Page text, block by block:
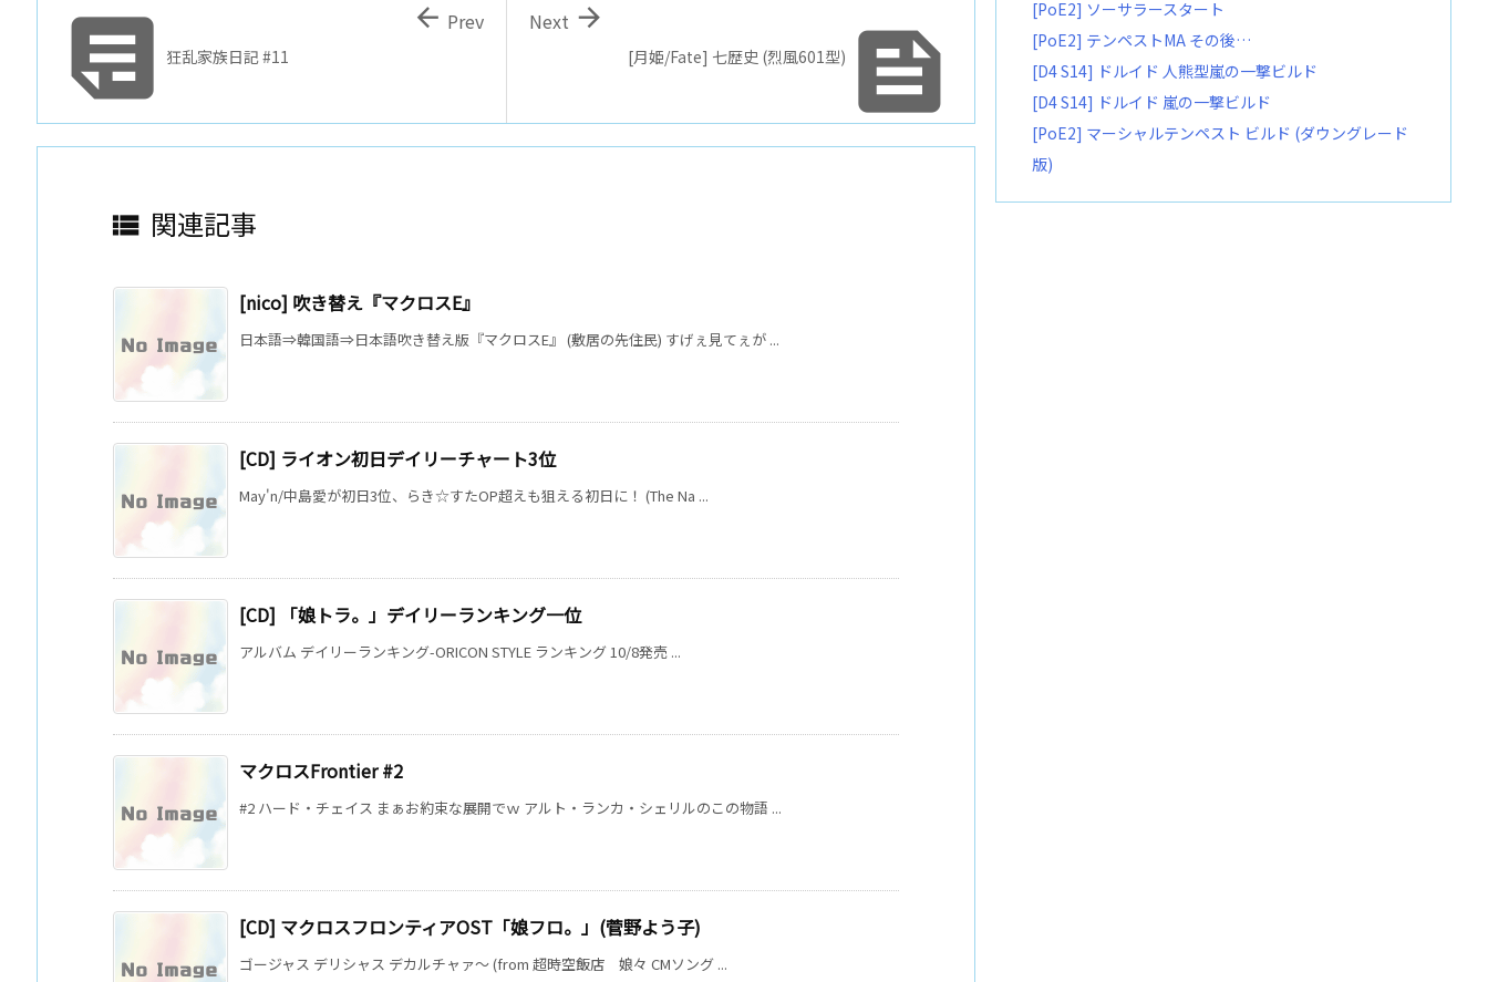

[月姫/Fate] 七歴史 (烈風601型)

Next
狂乱家族日記 #11
 Prev
 関連記事
[nico] 吹き替え『マクロスE』
日本語⇒韓国語⇒日本語吹き替え版『マクロスE』 (敷居の先住民) すげぇ見てぇが ...
[CD] ライオン初日デイリーチャート3位
May'n/中島愛が初日3位、らき☆すたOP超えも狙える初日に！ (The Na ...
[CD] 「娘トラ。」デイリーランキング一位
アルバム デイリーランキング-ORICON STYLE ランキング 10/8発売 ...
マクロスFrontier #2
#2 ハード・チェイス まぁお約束な展開でｗ アルト・ランカ・シェリルのこの物語 ...
[CD] マクロスフロンティアOST「娘フロ。」(菅野よう子)
ゴージャス デリシャス デカルチャァ～ (from 超時空飯店 娘々 CMソング ...
[PoE2] ソーサラースタート
[PoE2] テンペストMA その後…
[D4 S14] ドルイド 人熊型嵐の一撃ビルド
[D4 S14] ドルイド 嵐の一撃ビルド
[PoE2] マーシャルテンペスト ビルド (ダウングレード
版)